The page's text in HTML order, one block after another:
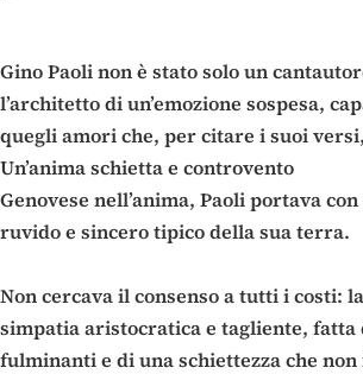
Gino Paoli non è stato solo un
l’architetto di un’emozione sospesa,
quegli amori che, per citare i suoi
Un’anima schietta e controvento
Genovese nell’anima, Paoli portava
ruvido e sincero tipico della sua terra.
Non cercava il consenso a tutti i costi:
simpatia aristocratica e tagliente, fatta
fulminanti e di una schiettezza che non